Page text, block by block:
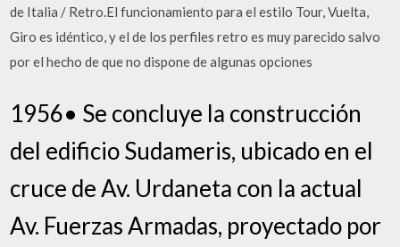
de Italia / Retro.El funcionamiento para el estilo Tour, Vuelta,
Giro es idéntico, y el de los perfiles retro es muy parecido salvo
por el hecho de que no dispone de algunas opciones
1956• Se concluye la construcción
del edificio Sudameris, ubicado en el
cruce de Av. Urdaneta con la actual
Av. Fuerzas Armadas, proyectado por